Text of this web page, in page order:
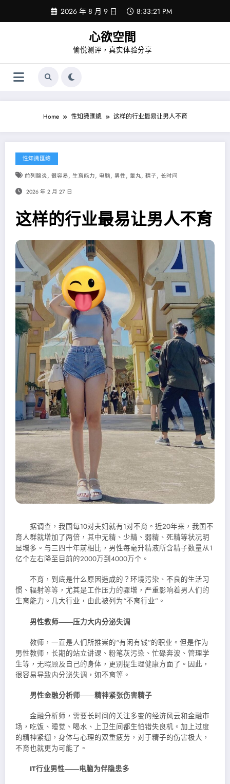
content
2026 年 8 月 9 日 8:33:21 PM
心欲空間
愉悦测评，真实体验分享
Home 性知識匯總 这样的行业最易让男人不育
性知識匯總
前列腺炎, 很容易, 生育能力, 电脑, 男性, 睾丸, 精子, 长时间
2026 年 2 月 27 日
这样的行业最易让男人不育
据调查，我国每10对夫妇就有1对不育。近20年来，我国不
育人群就增加了两倍，其中无精、少精、弱精、死精等状况明
显增多。与三四十年前相比，男性每毫升精液所含精子数量从1
亿个左右降至目前的2000万到4000万个。
不育，到底是什么原因造成的？环境污染、不良的生活习
惯、辐射等等，尤其是工作压力的骤增，严重影响着男人们的
生育能力。几大行业，由此被列为“不育行业”。
男性教师――压力大内分泌失调
教师，一直是人们所推崇的“有闲有钱”的职业。但是作为
男性教师，长期的站立讲课、粉笔灰污染、忙碌奔波、管理学
生等，无暇顾及自己的身体，更别提生理健康方面了。因此，
很容易导致内分泌失调，如不育等。
男性金融分析师――精神紧张伤害精子
金融分析师，需要长时间的关注多变的经济风云和金融市
场，吃饭、睡觉、喝水、上卫生间都生怕错失良机。加上过度
的精神紧绷，身体与心理的双重疲劳，对于精子的伤害极大，
不育也就更为可能了。
IT行业男性――电脑为伴隐患多